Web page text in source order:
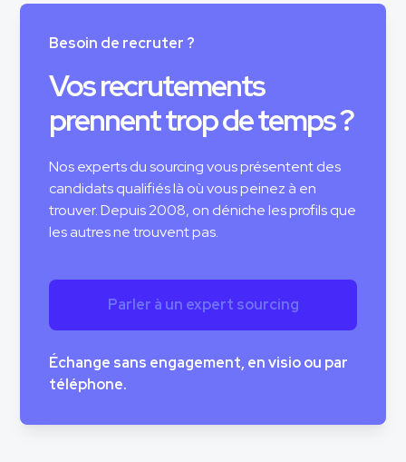
Besoin de recruter ?
Vos recrutements
prennent trop de temps ?
Nos experts du sourcing vous présentent des
candidats qualifiés là où vous peinez à en
trouver. Depuis 2008, on déniche les profils que
les autres ne trouvent pas.
Parler à un expert sourcing
Échange sans engagement, en visio ou par
téléphone.